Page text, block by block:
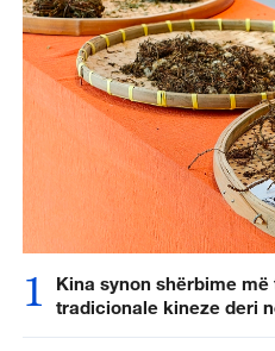
1
Kina synon shërbime
tradicionale kineze deri